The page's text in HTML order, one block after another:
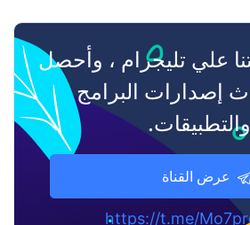
علي تليجرام ، وأحصل
إصدارات البرامج
والتطبيقات.
عرض القناة
https://t.me/